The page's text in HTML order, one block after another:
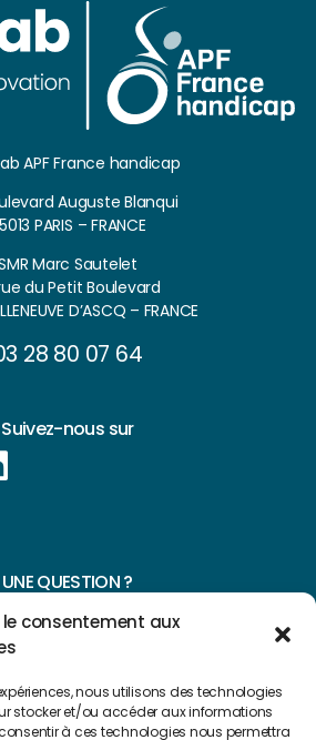
le consentement aux
nous utilisons des technologies
stocker et/ou accéder aux informations
à ces technologies nous permettra
APF France handicap
Auguste Blanqui
PARIS – FRANCE
Marc Sautelet
du Petit Boulevard
D’ASCQ – FRANCE
28 80 07 64
Suivez-nous sur
UNE QUESTION ?
NOUS
SUR NOTRE SITE
Plan du site